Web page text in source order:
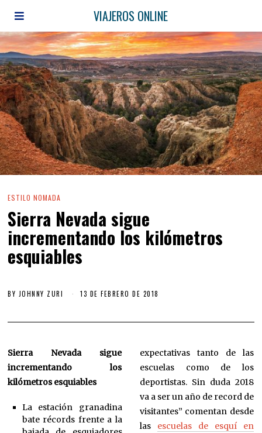
VIAJEROS ONLINE
ESTILO NOMADA
Sierra Nevada sigue
incrementando los kilómetros
esquiables
BY JOHNNY ZURI 13 DE FEBRERO DE 2018
Sierra Nevada sigue
incrementando los
kilómetros esquiables
La estación granadina
bate récords frente a la
expectativas tanto de las
escuelas como de los
deportistas. Sin duda 2018
va a ser un año de record de
visitantes” comentan desde
las escuelas de esquí en